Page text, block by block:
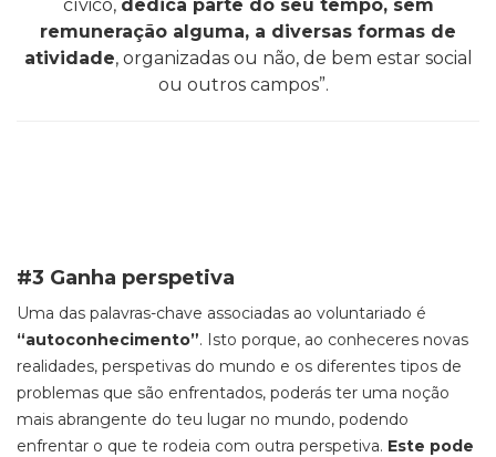
cívico, dedica parte do seu tempo, sem
remuneração alguma, a diversas formas de
atividade, organizadas ou não, de bem estar social
ou outros campos”.
#3 Ganha perspetiva
Uma das palavras-chave associadas ao voluntariado é
“autoconhecimento”. Isto porque, ao conheceres novas
realidades, perspetivas do mundo e os diferentes tipos de
problemas que são enfrentados, poderás ter uma noção
mais abrangente do teu lugar no mundo, podendo
enfrentar o que te rodeia com outra perspetiva. Este pode